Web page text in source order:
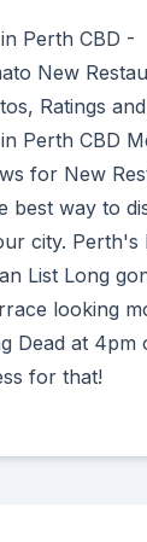
Perth CBD -
New
Ratings
Perth CBD
for New
best way to
city. Perth's
List Long
looking
Dead at 4pm
for that!